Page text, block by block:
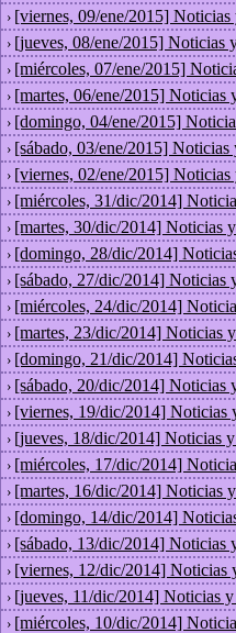
› [viernes, 09/ene/2015]
› [jueves, 08/ene/2015] Noticias
› [miércoles, 07/ene/2015]
› [martes, 06/ene/2015] Noticias
› [domingo, 04/ene/2015]
› [sábado, 03/ene/2015]
› [viernes, 02/ene/2015]
› [miércoles, 31/dic/2014]
› [martes, 30/dic/2014] Noticias
› [domingo, 28/dic/2014]
› [sábado, 27/dic/2014] Noticias
› [miércoles, 24/dic/2014]
› [martes, 23/dic/2014] Noticias
› [domingo, 21/dic/2014]
› [sábado, 20/dic/2014] Noticias
› [viernes, 19/dic/2014] Noticias
› [jueves, 18/dic/2014] Noticias
› [miércoles, 17/dic/2014]
› [martes, 16/dic/2014] Noticias
› [domingo, 14/dic/2014]
› [sábado, 13/dic/2014] Noticias
› [viernes, 12/dic/2014] Noticias
› [jueves, 11/dic/2014] Noticias
› [miércoles, 10/dic/2014]